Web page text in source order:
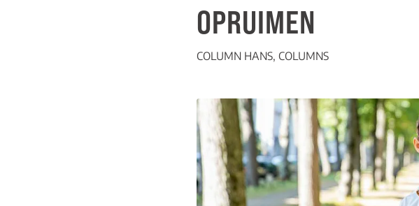
OPRUIMEN
COLUMN HANS, COLUMNS